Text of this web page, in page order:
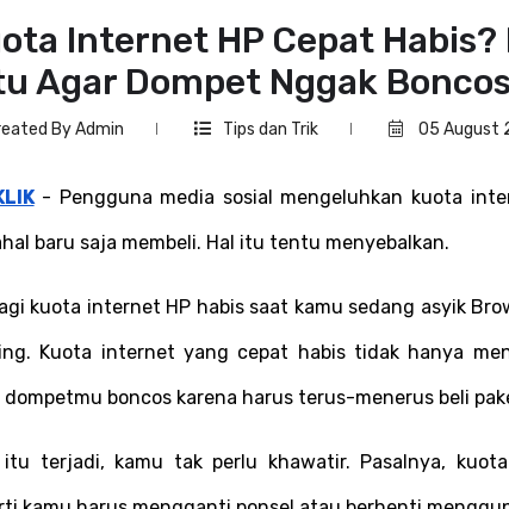
Internet HP Cepat Habis?
Agar Dompet Nggak
By Admin Tips dan Trik 05 August
- Pengguna media sosial mengeluhkan kuota
baru saja membeli. Hal itu tentu menyebalkan.
kuota internet HP habis saat kamu sedang asyik
Kuota internet yang cepat habis tidak hanya
dompetmu boncos karena harus terus-menerus beli
terjadi, kamu tak perlu khawatir. Pasalnya,